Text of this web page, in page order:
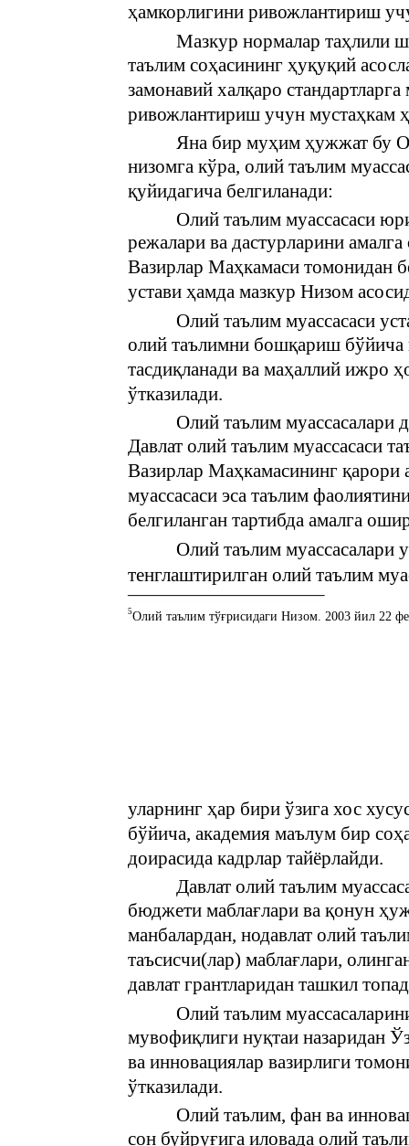
ҳамкорлигини ривожлантириш
Мазкур нормалар таҳлили
таълим соҳасининг ҳуқуқий
замонавий халқаро
ривожлантириш учун мустаҳкам
Яна бир муҳим ҳужжат бу
низомга кўра, олий таълим
қуйидагича белгиланади:
Олий таълим муассасаси
режалари ва дастурларини
Вазирлар Маҳкамаси томонидан
устави ҳамда мазкур Низом
Олий таълим муассасаси
олий таълимни бошқариш бўйича
тасдиқланади ва маҳаллий ижро
ўтказилади.
Олий таълим муассасалари
Давлат олий таълим муассасаси
Вазирлар Маҳкамасининг қарори
муассасаси эса таълим
белгиланган тартибда амалга
Олий таълим муассасалари
тенглаштирилган олий таълим
5Олий таълим тўғрисидаги Низом. 2003 йил 22
уларнинг ҳар бири ўзига хос
бўйича, академия маълум бир
доирасида кадрлар тайёрлайди.
Давлат олий таълим
бюджети маблағлари ва қонун
манбалардан, нодавлат олий
таъсисчи(лар) маблағлари,
давлат грантларидан ташкил
Олий таълим
мувофиқлиги нуқтаи назаридан
ва инновациялар вазирлиги
ўтказилади.
Олий таълим, фан ва
сон буйруғига иловада олий